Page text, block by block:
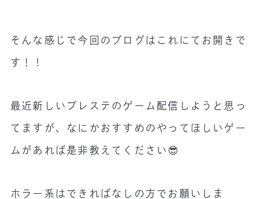
そんな感じで今回のブログはこれにてお開きで
す！！
最近新しいプレステのゲーム配信しようと思っ
てますが、なにかおすすめのやってほしいゲー
ムがあれば是非教えてください😎
ホラー系はできればなしの方でお願いしま